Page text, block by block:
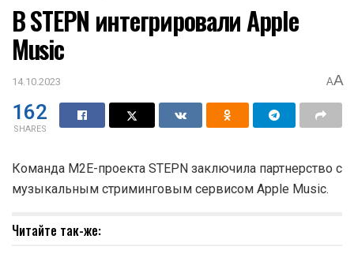
В STEPN интегрировали Apple
Music
14.10.2023 AA
162
SHARES
Команда M2E-проекта STEPN заключила партнерство с
музыкальным стриминговым сервисом Apple Music.
Читайте так-же: